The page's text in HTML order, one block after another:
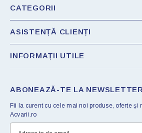
CATEGORII
ASISTENȚĂ CLIENȚI
INFORMAȚII UTILE
ABONEAZĂ-TE LA NEWSLETTER
Fii la curent cu cele mai noi produse, oferte și
Acvarii.ro